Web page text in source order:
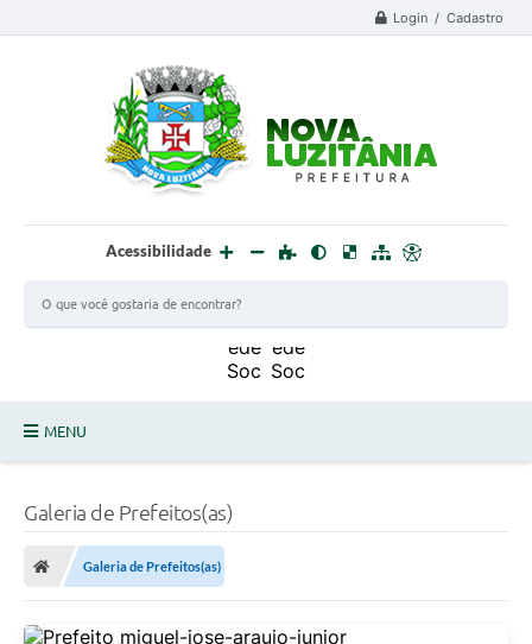
Login / Cadastro
Acessibilidade
MENU
Nota Fiscal Eletrônica
Transparência
Galeria de Prefeitos(as)
Galeria de Prefeitos(as)